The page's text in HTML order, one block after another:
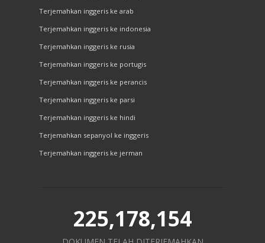
Terjemahkan inggeris ke arab
Terjemahkan inggeris ke indonesia
Terjemahkan inggeris ke rusia
Terjemahkan inggeris ke portugis
Terjemahkan inggeris ke perancis
Terjemahkan inggeris ke parsi
Terjemahkan inggeris ke hindi
Terjemahkan sepanyol ke inggeris
Terjemahkan inggeris ke jerman
225,178,154